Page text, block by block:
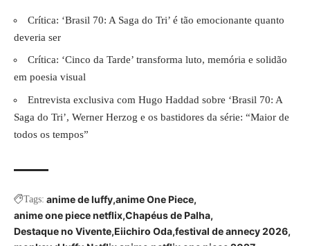
Crítica: ‘Brasil 70: A Saga do Tri’ é tão emocionante quanto
deveria ser
Crítica: ‘Cinco da Tarde’ transforma luto, memória e solidão
em poesia visual
Entrevista exclusiva com Hugo Haddad sobre ‘Brasil 70: A
Saga do Tri’, Werner Herzog e os bastidores da série: “Maior de
todos os tempos”
Tags: anime de luffy anime One Piece
anime one piece netflix Chapéus de Palha
Destaque no Vivente Eiichiro Oda festival de annecy 2026